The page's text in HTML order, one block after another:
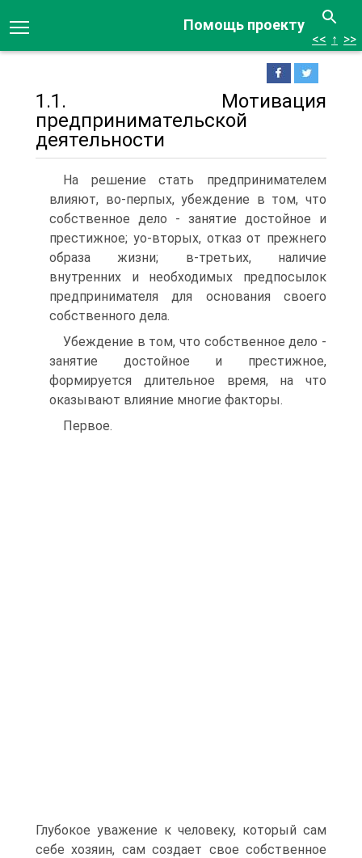
Помощь проекту
<< ↑ >>
1.1. Мотивация
предпринимательской
деятельности
На решение стать предпринимателем
влияют, во-перпых, убеждение в том, что
собственное дело - занятие достойное и
престижное; уо-вторых, отказ от прежнего
образа жизни; в-третьих, наличие
внутренних и необходимых предпосылок
предпринимателя для основания своего
собственного дела.
Убеждение в том, что собственное дело -
занятие достойное и престижное,
формируется длительное время, на что
оказывают влияние многие факторы.
Первое.
Глубокое уважение к человеку, который сам
себе хозяин, сам создает свое собственное